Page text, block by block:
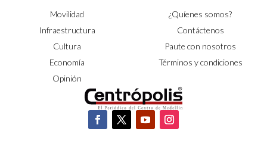
Movilidad
Infraestructura
Cultura
Economía
Opinión
¿Quíenes somos?
Contáctenos
Paute con nosotros
Términos y condiciones